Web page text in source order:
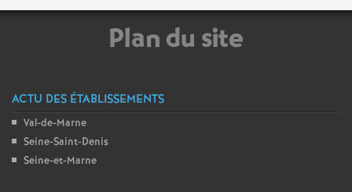
Plan du site
ACTU DES ÉTABLISSEMENTS
Val-de-Marne
Seine-Saint-Denis
Seine-et-Marne